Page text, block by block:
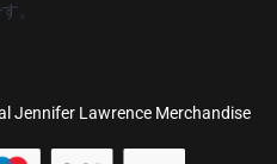
。
Jennifer Lawrence Merchandise